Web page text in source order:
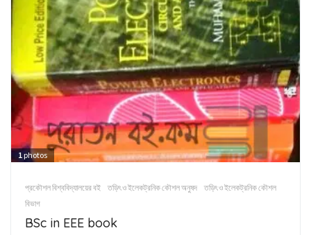
1photos
প্রকৌশল বিশ্ববিদ্যালয়ের বই তড়িৎ ও ইলেকট্রনিক কৌশল অনুষদ
তড়িৎ ও ইলেকট্রনিক কৌশল
বিভাগ
BSc in EEE book